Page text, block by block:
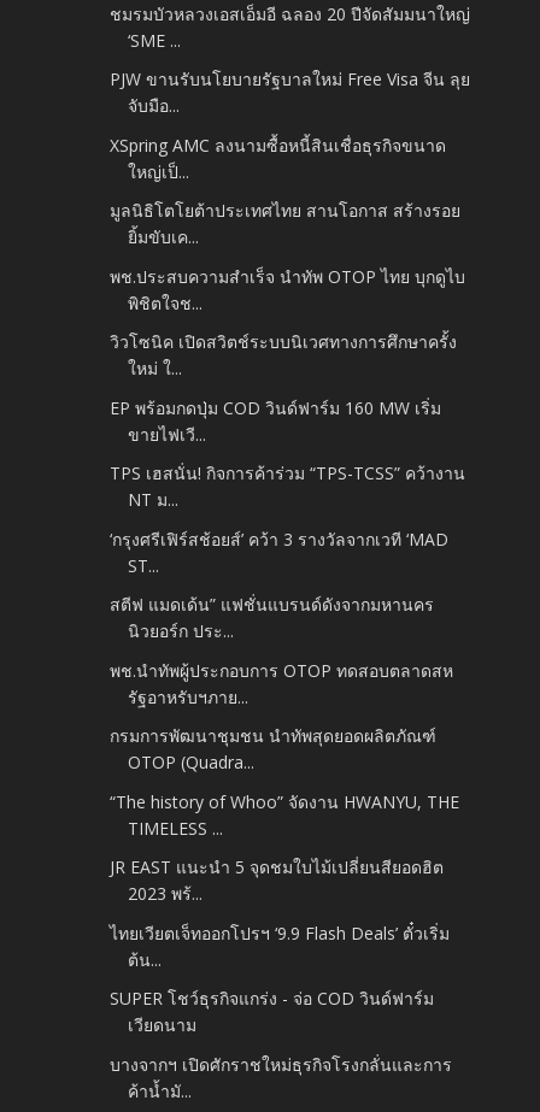
ชมรมบัวหลวงเอสเอ็มอี ฉลอง 20 ปีจัดสัมมนาใหญ่
‘SME ...
PJW ขานรับนโยบายรัฐบาลใหม่ Free Visa จีน ลุย
จับมือ...
XSpring AMC ลงนามซื้อหนี้สินเชื่อธุรกิจขนาด
ใหญ่เป็...
มูลนิธิโตโยต้าประเทศไทย สานโอกาส สร้างรอย
ยิ้มขับเค...
พช.ประสบความสำเร็จ นำทัพ OTOP ไทย บุกดูไบ
พิชิตใจช...
วิวโซนิค เปิดสวิตช์ระบบนิเวศทางการศึกษาครั้ง
ใหม่ ใ...
EP พร้อมกดปุ่ม COD วินด์ฟาร์ม 160 MW เริ่ม
ขายไฟเวี...
TPS เฮสนั่น! กิจการค้าร่วม “TPS-TCSS” คว้างาน
NT ม...
‘กรุงศรีเฟิร์สช้อยส์’ คว้า 3 รางวัลจากเวที ‘MAD
ST...
สตีฟ แมดเด้น” แฟชั่นแบรนด์ดังจากมหานคร
นิวยอร์ก ประ...
พช.นำทัพผู้ประกอบการ OTOP ทดสอบตลาดสห
รัฐอาหรับฯภาย...
กรมการพัฒนาชุมชน นำทัพสุดยอดผลิตภัณฑ์
OTOP (Quadra...
“The history of Whoo” จัดงาน HWANYU, THE
TIMELESS ...
JR EAST แนะนำ 5 จุดชมใบไม้เปลี่ยนสียอดฮิต
2023 พร้...
ไทยเวียตเจ็ทออกโปรฯ ‘9.9 Flash Deals’ ตั๋วเริ่ม
ต้น...
SUPER โชว์ธุรกิจแกร่ง - จ่อ COD วินด์ฟาร์ม
เวียดนาม
บางจากฯ เปิดศักราชใหม่ธุรกิจโรงกลั่นและการ
ค้าน้ำมั...